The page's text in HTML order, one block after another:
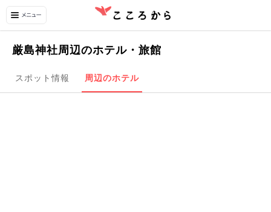
厳島神社周辺のホテル・旅館
スポット情報 周辺のホテル